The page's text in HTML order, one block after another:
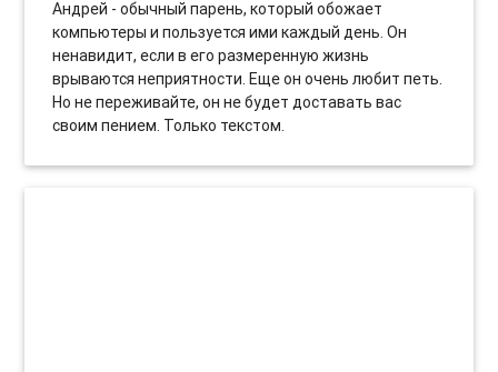
Андрей - обычный парень, который обожает
компьютеры и пользуется ими каждый день. Он
ненавидит, если в его размеренную жизнь
врываются неприятности. Еще он очень любит петь.
Но не переживайте, он не будет доставать вас
своим пением. Только текстом.